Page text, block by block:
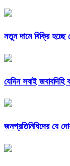
নতুন দামে বিক্রি
যেদিন সবাই জবাবদিহি
জনপ্রতিনিধিদের যে